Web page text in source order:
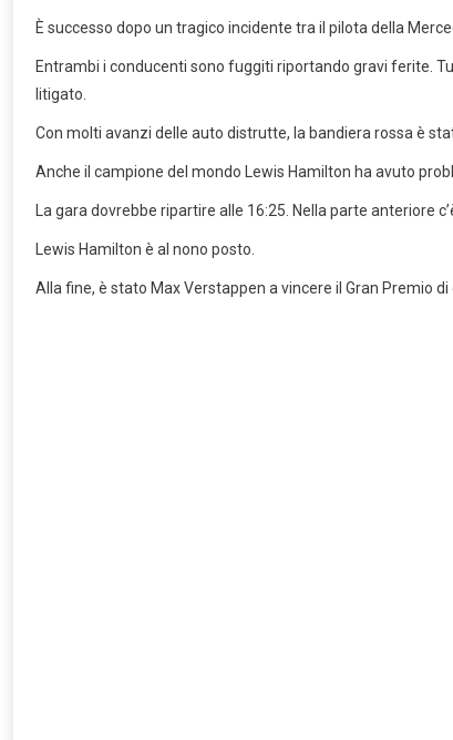
È successo dopo un tragico incidente tra il pilota della
Entrambi i conducenti sono fuggiti riportando gravi ferite.
litigato.
Con molti avanzi delle auto distrutte, la bandiera rossa è
Anche il campione del mondo Lewis Hamilton ha avuto
La gara dovrebbe ripartire alle 16:25. Nella parte anteriore
Lewis Hamilton è al nono posto.
Alla fine, è stato Max Verstappen a vincere il Gran Premio